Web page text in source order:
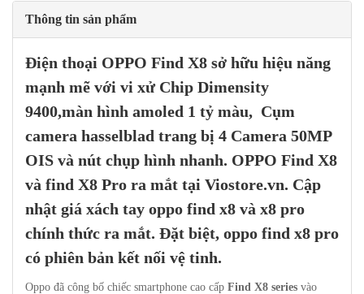
Thông tin sản phẩm
Điện thoại OPPO Find X8 sở hữu hiệu năng
mạnh mẽ với vi xử Chip Dimensity
9400,màn hình amoled 1 tỷ màu, Cụm
camera hasselblad trang bị 4 Camera 50MP
OIS và nút chụp hình nhanh. OPPO Find X8
và find X8 Pro ra mắt tại Viostore.vn. Cập
nhật giá xách tay oppo find x8 và x8 pro
chính thức ra mắt. Đặt biệt, oppo find x8 pro
có phiên bản kết nối vệ tinh.
Oppo đã công bố chiếc smartphone cao cấp Find X8 series vào